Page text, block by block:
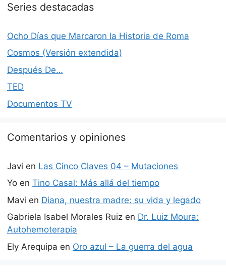
Series destacadas
Ocho Días que Marcaron la Historia de Roma
Cosmos (Versión extendida)
Después De…
TED
Documentos TV
Comentarios y opiniones
Javi en Las Cinco Claves 04 – Mutaciones
Yo en Tino Casal: Más allá del tiempo
Mavi en Diana, nuestra madre: su vida y legado
Gabriela Isabel Morales Ruiz en Dr. Luiz Moura:
Autohemoterapia
Ely Arequipa en Oro azul – La guerra del agua